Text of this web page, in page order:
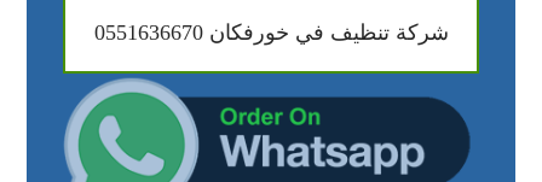
شركة تنظيف في خورفكان 0551636670